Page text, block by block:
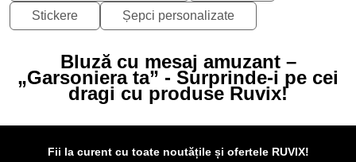
Stickere Șepci personalizate
Bluză cu mesaj amuzant –
„Garsoniera ta” - Surprinde-i pe cei
dragi cu produse Ruvix!
Fii la curent cu toate noutățile și ofertele RUVIX!